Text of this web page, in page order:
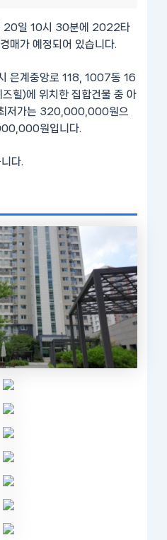
20일 10시 30분에 2022타
매가 예정되어 있습니다.
은계중앙로 118, 1007동 16
힐)에 위치한 집합건물 중 아
저가는 320,000,000원으
원입니다.
다.